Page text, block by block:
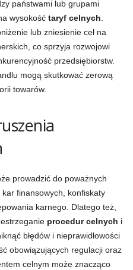
państwami lub grupami
wysokość taryf celnych
lub zniesienie ceł na
co sprzyja rozwojowi
przedsiębiorstw.
mogą skutkować zerową
towarów.
prowadzić do poważnych
kar finansowych, konfiskaty
karnego. Dlatego też,
procedur celnych i
błędów i nieprawidłowości
obowiązujących regulacji oraz
celnym może znacząco